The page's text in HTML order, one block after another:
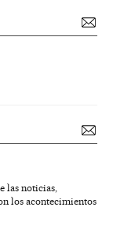
las noticias,
los acontecimientos